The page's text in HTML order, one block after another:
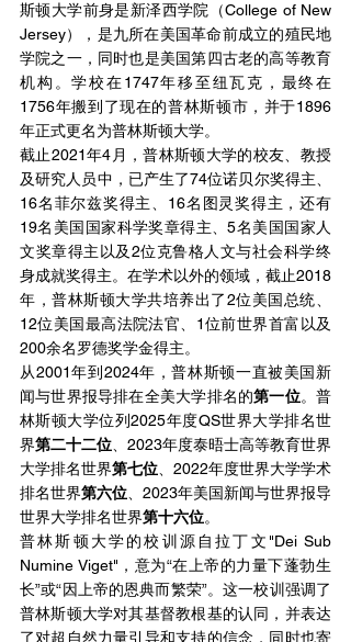
斯顿大学前身是新泽西学院（College of New
Jersey），是九所在美国革命前成立的殖民地
学院之一，同时也是美国第四古老的高等教育
机构。学校在1747年移至纽瓦克，最终在
1756年搬到了现在的普林斯顿市，并于1896
年正式更名为普林斯顿大学。
截止2021年4月，普林斯顿大学的校友、教授
及研究人员中，已产生了74位诺贝尔奖得主、
16名菲尔兹奖得主、16名图灵奖得主，还有
19名美国国家科学奖章得主、5名美国国家人
文奖章得主以及2位克鲁格人文与社会科学终
身成就奖得主。在学术以外的领域，截止2018
年，普林斯顿大学共培养出了2位美国总统、
12位美国最高法院法官、1位前世界首富以及
200余名罗德奖学金得主。
从2001年到2024年，普林斯顿一直被美国新
闻与世界报导排在全美大学排名的第一位。普
林斯顿大学位列2025年度QS世界大学排名世
界第二十二位 、2023年度泰晤士高等教育世界
大学排名世界第七位 、2022年度世界大学学术
排名世界第六位 、2023年美国新闻与世界报导
世界大学排名世界第十六位。
普林斯顿大学的校训源自拉丁文"Dei Sub
Numine Viget"，意为“在上帝的力量下蓬勃生
长”或“因上帝的恩典而繁荣”。这一校训强调了
普林斯顿大学对其基督教根基的认同，并表达
了对超自然力量引导和支持的信念，同时也寄